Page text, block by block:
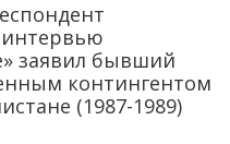
заявил бывший
контингентом
(1987-1989)